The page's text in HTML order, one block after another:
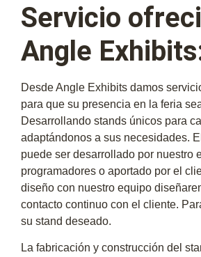
Servicio
Angle
Desde Angle Exhibits damos
para que su presencia en la feria
Desarrollando stands únicos para
adaptándonos a sus necesidades.
puede ser desarrollado por nuestro
programadores o aportado por el
diseño con nuestro equipo
contacto continuo con el cliente.
su stand deseado.
La fabricación y construcción del